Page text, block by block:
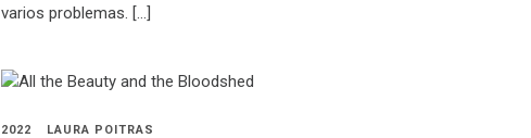
varios problemas. […]
2022 LAURA POITRAS